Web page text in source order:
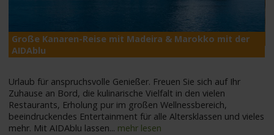
Große Kanaren-Reise mit Madeira & Marokko mit der
AIDAblu
Urlaub für anspruchsvolle Genießer. Freuen Sie sich auf Ihr
Zuhause an Bord, die kulinarische Vielfalt in den vielen
Restaurants, Erholung pur im großen Wellnessbereich,
beeindruckendes Entertainment für alle Altersklassen und vieles
mehr. Mit AIDAblu lassen... mehr lesen